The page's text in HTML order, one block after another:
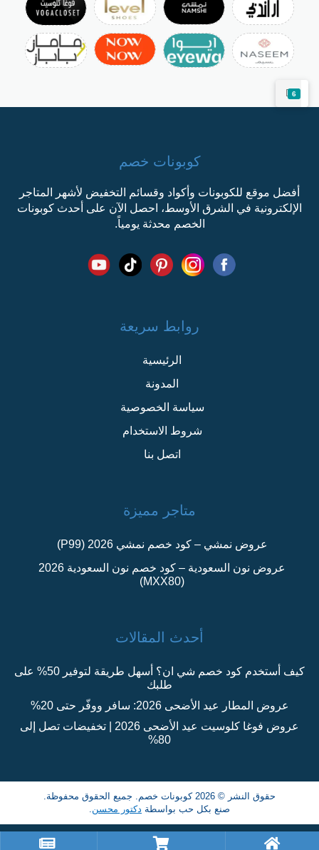
6
كوبونات خصم
أفضل موقع للكوبونات وأكواد وقسائم التخفيض لأشهر المتاجر
الإلكترونية في الشرق الأوسط، احصل الآن على أحدث كوبونات
الخصم محدثة يومياً.
روابط سريعة
الرئيسية
المدونة
سياسة الخصوصية
شروط الاستخدام
اتصل بنا
متاجر مميزة
عروض نمشي – كود خصم نمشي 2026 (P99)
عروض نون السعودية – كود خصم نون السعودية 2026
(MXX80)
أحدث المقالات
كيف أستخدم كود خصم شي ان؟ أسهل طريقة لتوفير 50% على
طلبك
عروض المطار عيد الأضحى 2026: سافر ووفّر حتى 20%
عروض فوغا كلوسيت عيد الأضحى 2026 | تخفيضات تصل إلى
80%
حقوق النشر © 2026 كوبونات خصم. جميع الحقوق محفوظة.
صنع بكل حب بواسطة دكتور محسن.